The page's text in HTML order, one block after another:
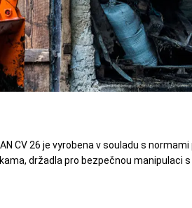
CV 26 je vyrobena v souladu s normami
držadla pro bezpečnou manipulaci s